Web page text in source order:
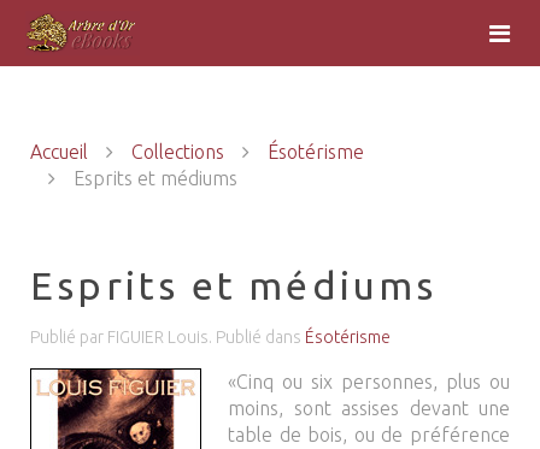
Accueil Collections
Ésotérisme
Esprits et médiums
Esprits et médiums
Publié par FIGUIER Louis. Publié dans Ésotérisme
«Cinq ou six personnes, plus ou
moins, sont assises devant une
table de bois, ou de préférence